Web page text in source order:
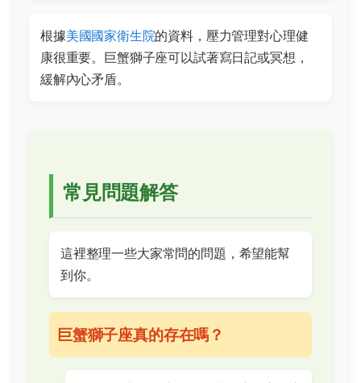
根據美國國家衛生院的資料，壓力管理對心理健
康很重要。巨蟹獅子座可以試著寫日記或冥想，
緩解內心矛盾。
常見問題解答
這裡整理一些大家常問的問題，希望能幫
到你。
巨蟹獅子座真的存在嗎？